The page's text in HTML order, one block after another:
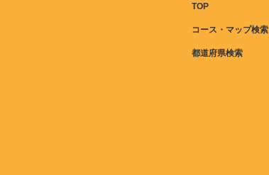
TOP
コース・マップ検索
都道府県検索